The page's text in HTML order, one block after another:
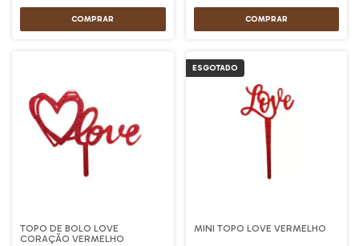
TOPO DE BOLO LOVE
CORAÇÃO VERMELHO
ESGOTADO
MINI TOPO LOVE VERMELHO